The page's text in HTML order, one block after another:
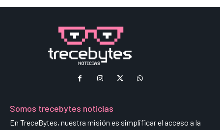
Somos trecebytes noticias
En TreceBytes, nuestra misión es simplificar el acceso a la